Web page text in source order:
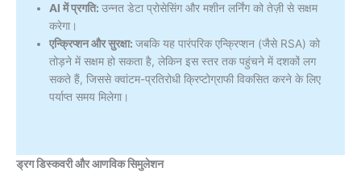
AI में प्रगति: उन्नत डेटा प्रोसेसिंग और मशीन लर्निंग को तेज़ी से सक्षम
करेगा।
एन्क्रिप्शन और सुरक्षा: जबकि यह पारंपरिक एन्क्रिप्शन (जैसे RSA) को
तोड़ने में सक्षम हो सकता है, लेकिन इस स्तर तक पहुंचने में दशकों लग
सकते हैं, जिससे क्वांटम-प्रतिरोधी क्रिप्टोग्राफी विकसित करने के लिए
पर्याप्त समय मिलेगा।
ड्रग डिस्कवरी और आणविक सिमुलेशन